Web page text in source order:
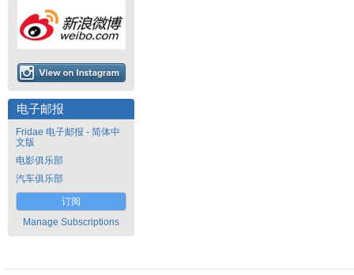
电子邮报
Fridae 电子邮报 - 简体中
文版
电影俱乐部
汽车俱乐部
订阅
Manage Subscriptions